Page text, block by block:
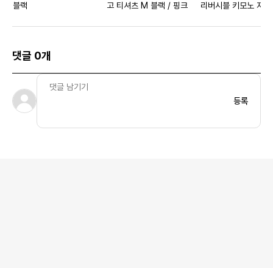
블랙
고 티셔츠 M 블랙 / 핑크
리버시블 키모노 자
댓글 0개
등록